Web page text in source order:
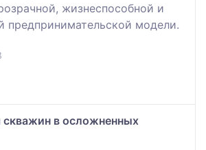
жизнеспособной и
предпринимательской модели.
скважин в осложненных